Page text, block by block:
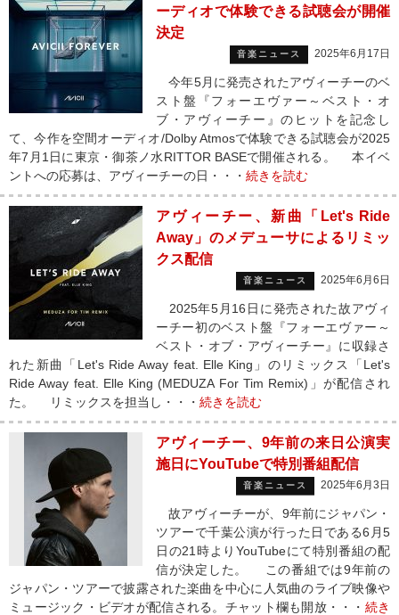
ーディオで体験できる試聴会が開催
決定
音楽ニュース 2025年6月17日
今年5月に発売されたアヴィーチーのベ
スト盤『フォーエヴァー～ベスト・オ
ブ・アヴィーチー』のヒットを記念し
て、今作を空間オーディオ/Dolby Atmosで体験できる試聴会が2025
年7月1日に東京・御茶ノ水RITTOR BASEで開催される。 本イベ
ントへの応募は、アヴィーチーの日・・・ 続きを読む
アヴィーチー、新曲「Let's Ride
Away」のメデューサによるリミッ
クス配信
音楽ニュース 2025年6月6日
2025年5月16日に発売された故アヴィ
ーチー初のベスト盤『フォーエヴァー～
ベスト・オブ・アヴィーチー』に収録さ
れた新曲「Let's Ride Away feat. Elle King」のリミックス「Let's
Ride Away feat. Elle King (MEDUZA For Tim Remix)」が配信され
た。 リミックスを担当し・・・ 続きを読む
アヴィーチー、9年前の来日公演実
施日にYouTubeで特別番組配信
音楽ニュース 2025年6月3日
故アヴィーチーが、9年前にジャパン・
ツアーで千葉公演が行った日である6月5
日の21時よりYouTubeにて特別番組の配
信が決定した。 この番組では9年前の
ジャパン・ツアーで披露された楽曲を中心に人気曲のライブ映像や
ミュージック・ビデオが配信される。チャット欄も開放・・・ 続き